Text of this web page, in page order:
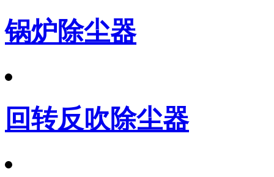
锅炉除尘器
回转反吹除尘器